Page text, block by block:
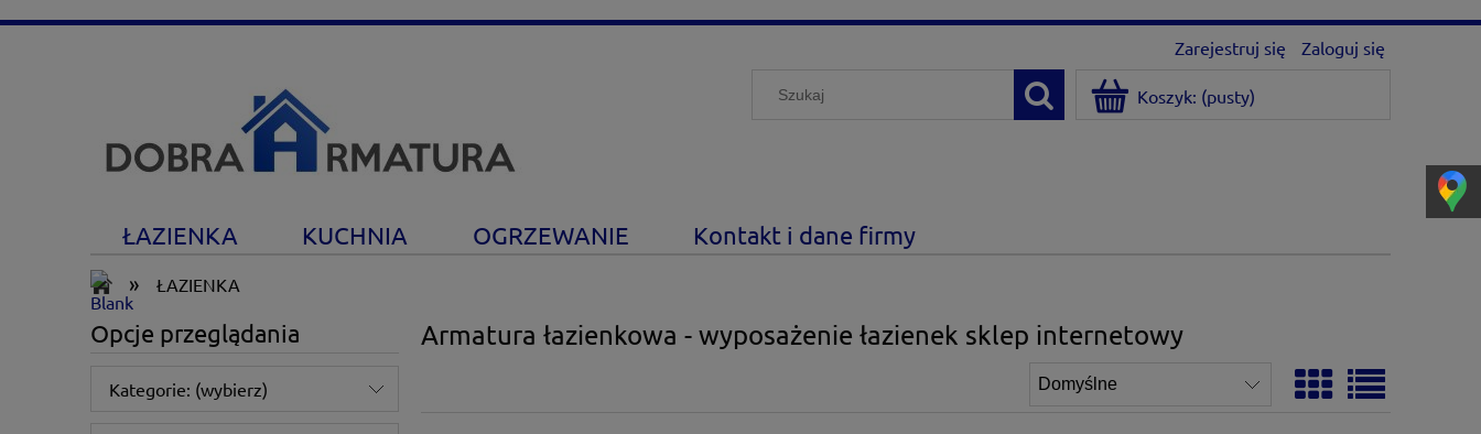
Zarejestruj się Zaloguj się
Koszyk: (pusty)
ŁAZIENKA KUCHNIA OGRZEWANIE Kontakt i dane firmy
» ŁAZIENKA
Opcje przeglądania
Kategorie: (wybierz)
Armatura łazienkowa - wyposażenie łazienek sklep internetowy